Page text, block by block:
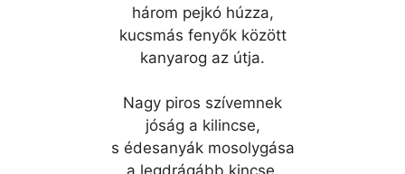
három pejkó húzza,
kucsmás fenyők között
kanyarog az útja.
Nagy piros szívemnek
jóság a kilincse,
s édesanyák mosolygása